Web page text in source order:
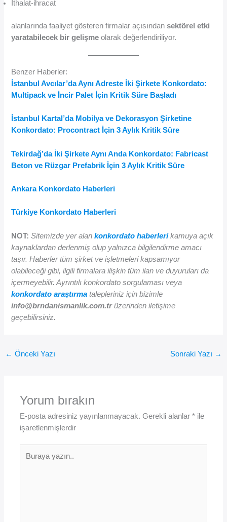
İthalat-ihracat
alanlarında faaliyet gösteren firmalar açısındansektörel etki
yaratabilecek bir gelişme olarak değerlendiriliyor.
Benzer Haberler:
İstanbul Avcılar’da Aynı Adreste İki Şirkete Konkordato:
Multipack ve İncir Palet İçin Kritik Süre Başladı
İstanbul Kartal’da Mobilya ve Dekorasyon Şirketine
Konkordato: Procontract İçin 3 Aylık Kritik Süre
Tekirdağ’da İki Şirkete Aynı Anda Konkordato: Fabricast
Beton ve Rüzgar Prefabrik İçin 3 Aylık Kritik Süre
Ankara Konkordato Haberleri
Türkiye Konkordato Haberleri
NOT:Sitemizde yer alankonkordato haberlerikamuya açık
kaynaklardan derlenmiş olup yalnızca bilgilendirme amacı
taşır. Haberler tüm şirket ve işletmeleri kapsamıyor
olabileceği gibi, ilgili firmalara ilişkin tüm ilan ve duyuruları da
içermeyebilir. Ayrıntılı konkordato sorgulaması veya
konkordato araştırma talepleriniz için bizimle
info@brndanismanlik.com.trüzerinden iletişime
geçebilirsiniz.
← Önceki Yazı Sonraki Yazı →
Yorum bırakın
E-posta adresiniz yayınlanmayacak. Gerekli alanlar* ile
işaretlenmişlerdir
yazın..